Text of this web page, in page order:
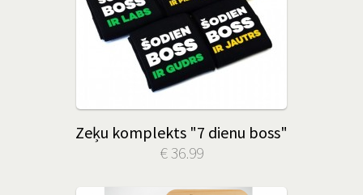
Zeķu komplekts "7 dienu boss"
€ 36.99